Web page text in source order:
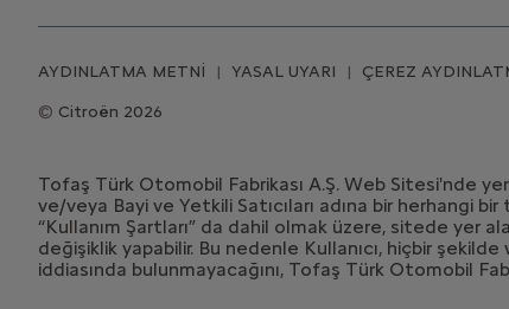
Citroën 2026
AYDINLATMA METNİ YASAL UYARI ÇEREZ
Tofaş Türk Otomobil Fabrikası A.Ş. Web Sitesi'nde
ve/veya Bayi ve Yetkili Satıcıları adına bir herhangi
“Kullanım Şartları” da dahil olmak üzere, sitede yer
değişiklik yapabilir. Bu nedenle Kullanıcı, hiçbir
iddiasında bulunmayacağını, Tofaş Türk Otomobil